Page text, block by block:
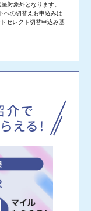
対象外となります。
への切替えお申込みは
セレクト切替申込み基